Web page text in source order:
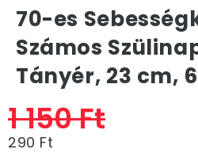
70-es
Számos
Tányér, 23 cm,
1 150 Ft
290 Ft